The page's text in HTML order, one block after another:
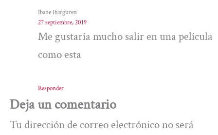
Ibane Ibarguren
27 septiembre, 2019
Me gustaría mucho salir en una película
como esta
Responder
Deja un comentario
Tu dirección de correo electrónico no será